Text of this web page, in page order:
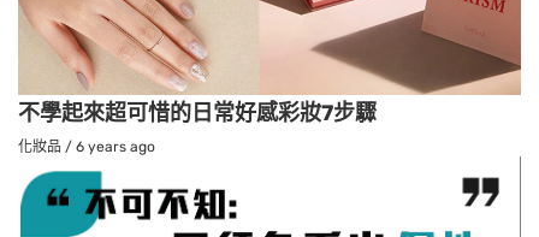
不學起來超可惜的日常好感彩妝7步驟
化妝品 / 6 years ago